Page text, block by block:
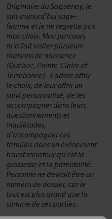
Originaire du Saguenay, je
suis aujourd’hui sage-
femme et je ne regrette pas
mon choix. Mon parcours
m'a fait visiter plusieurs
maisons de naissance
(Québec, Pointe-Claire et
Terrebonne). J’adore offrir
le choix, de leur offrir un
suivi personnalisé, de les
accompagner dans leurs
questionnements et
inquiétudes,
d’accompagner ces
familles dans un événement
transformateur qu’est la
grossesse et la parentalité.
Personne ne devrait être un
numéro de dossier, car le
tout est plus grand que la
somme de ses parties.